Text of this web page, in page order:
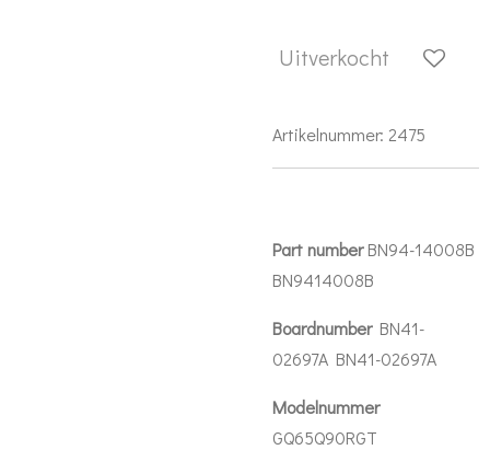
Uitverkocht
Artikelnummer: 2475
Part numberBN94-14008B
BN9414008B
BoardnumberBN41-
02697A BN41-02697A
Modelnummer
GQ65Q90RGT